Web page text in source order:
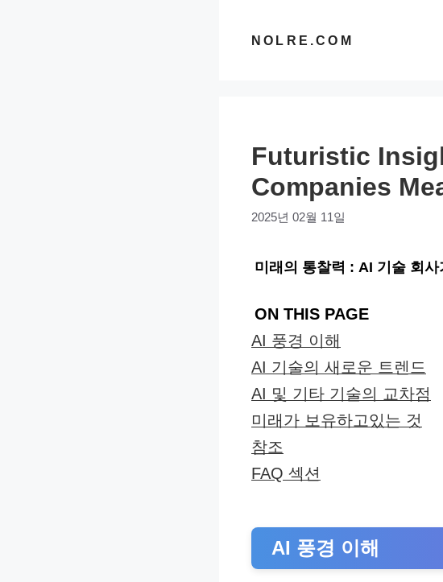
NOLRE.COM
Futuristic
Companies
2025년 02월 11일
미래의 통찰력 : AI 기술 회사
ON THIS PAGE
AI 풍경 이해
AI 기술의 새로운 트렌드
AI 및 기타 기술의 교차점
미래가 보유하고있는 것
참조
FAQ 섹션
AI 풍경 이해